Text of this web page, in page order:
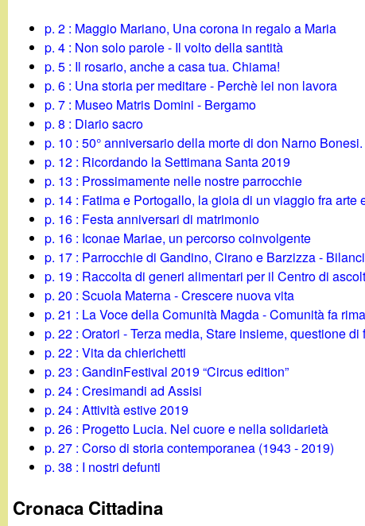
p. 2 : Maggio Mariano, Una corona in regalo a Maria
p. 4 : Non solo parole - Il volto della santità
p. 5 : Il rosario, anche a casa tua. Chiama!
p. 6 : Una storia per meditare - Perchè lei non lavora
p. 7 : Museo Matris Domini - Bergamo
p. 8 : Diario sacro
p. 10 : 50° anniversario della morte di don Narno
p. 12 : Ricordando la Settimana Santa 2019
p. 13 : Prossimamente nelle nostre parrocchie
p. 14 : Fatima e Portogallo, la gioia di un viaggio fra arte
p. 16 : Festa anniversari di matrimonio
p. 16 : Iconae Mariae, un percorso coinvolgente
p. 17 : Parrocchie di Gandino, Cirano e Barzizza -
p. 19 : Raccolta di generi alimentari per il Centro di
p. 20 : Scuola Materna - Crescere nuova vita
p. 21 : La Voce della Comunità Magda - Comunità fa
p. 22 : Oratori - Terza media, Stare insieme, questione
p. 22 : Vita da chierichetti
p. 23 : GandinFestival 2019 “Circus edition”
p. 24 : Cresimandi ad Assisi
p. 24 : Attività estive 2019
p. 26 : Progetto Lucia. Nel cuore e nella solidarietà
p. 27 : Corso di storia contemporanea (1943 - 2019)
p. 38 : I nostri defunti
Cronaca Cittadina